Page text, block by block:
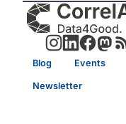
Blog Events
Newsletter